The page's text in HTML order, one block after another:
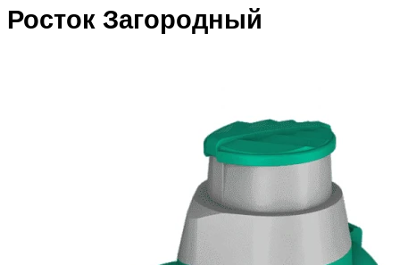
Росток Загородный